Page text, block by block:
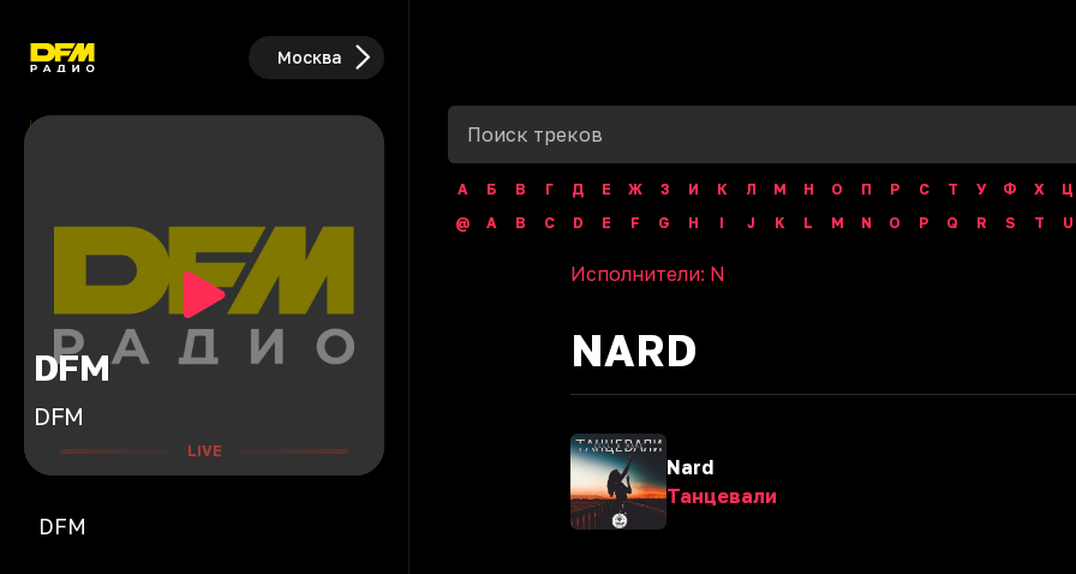
Москва
DFM
DFM
LIVE
DFM
А Б В Г Д Е Ж З И К Л М Н О П Р С Т У Ф Х Ц
@
A B C D E F G H I J K L M N O P Q R S T U
Исполнители: N
NARD
Nard
Танцевали